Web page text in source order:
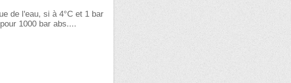
de l'eau, si à 4°C et 1 bar
1000 bar abs....